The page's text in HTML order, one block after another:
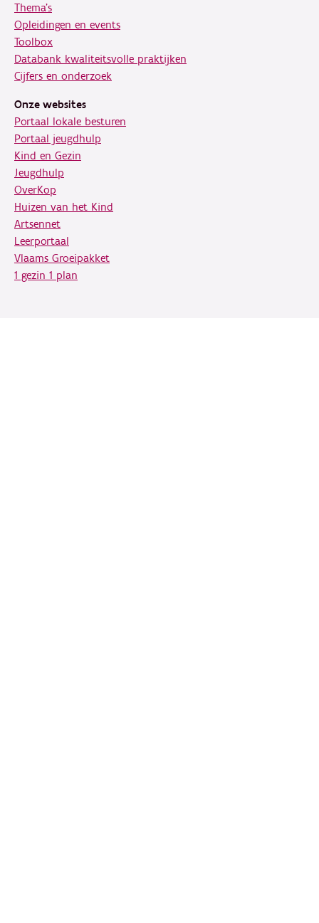
Thema's
Opleidingen en events
Toolbox
Databank kwaliteitsvolle praktijken
Cijfers en onderzoek
Onze websites
Portaal lokale besturen
Portaal jeugdhulp
Kind en Gezin
Jeugdhulp
OverKop
Huizen van het Kind
Artsennet
Leerportaal
Vlaams Groeipakket
1 gezin 1 plan